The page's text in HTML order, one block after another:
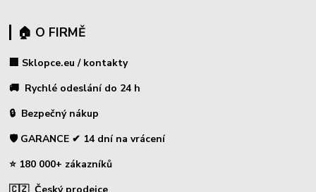
🏠 O FIRMĚ
🏢 Sklopce.eu / kontakty
🚚 Rychlé odeslání do 24 h
🔒 Bezpečný nákup
🛡️ GARANCE ✔ 14 dní na vrácení
⭐ 180 000+ zákazníků
🇨🇿 Český prodejce